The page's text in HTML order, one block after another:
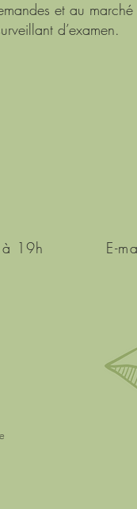
et au
d’examen.
à 19h
E-